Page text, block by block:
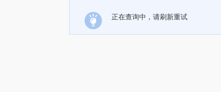
正在查询中，请刷新重试